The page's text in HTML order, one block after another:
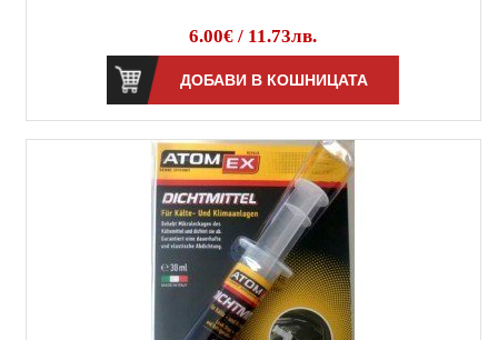
6.00€ / 11.73лв.